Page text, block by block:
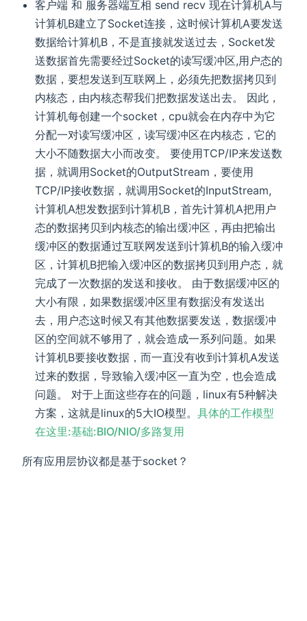
客户端 和 服务器端互相 send recv 现在计算机A与
计算机B建立了Socket连接，这时候计算机A要发送
数据给计算机B，不是直接就发送过去，Socket发
送数据首先需要经过Socket的读写缓冲区,用户态的
数据，要想发送到互联网上，必须先把数据拷贝到
内核态，由内核态帮我们把数据发送出去。 因此，
计算机每创建一个socket，cpu就会在内存中为它
分配一对读写缓冲区，读写缓冲区在内核态，它的
大小不随数据大小而改变。 要使用TCP/IP来发送数
据，就调用Socket的OutputStream，要使用
TCP/IP接收数据，就调用Socket的InputStream,
计算机A想发数据到计算机B，首先计算机A把用户
态的数据拷贝到内核态的输出缓冲区，再由把输出
缓冲区的数据通过互联网发送到计算机B的输入缓冲
区，计算机B把输入缓冲区的数据拷贝到用户态，就
完成了一次数据的发送和接收。 由于数据缓冲区的
大小有限，如果数据缓冲区里有数据没有发送出
去，用户态这时候又有其他数据要发送，数据缓冲
区的空间就不够用了，就会造成一系列问题。如果
计算机B要接收数据，而一直没有收到计算机A发送
过来的数据，导致输入缓冲区一直为空，也会造成
问题。 对于上面这些存在的问题，linux有5种解决
方案，这就是linux的5大IO模型。具体的工作模型
在这里:基础:BIO/NIO/多路复用
所有应用层协议都是基于socket？